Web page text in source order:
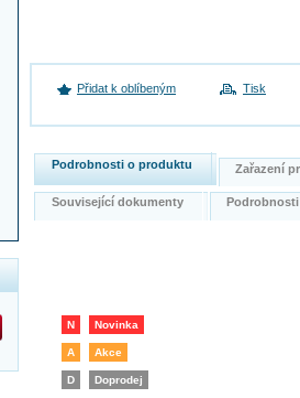
Přidat k oblíbeným Tisk
Podrobnosti o produktu Zařazení
Související dokumenty
N Novinka
A Akce
D Doprodej